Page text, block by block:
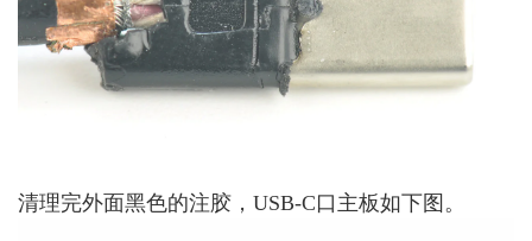
清理完外面黑色的注胶，USB-C口主板如下图。